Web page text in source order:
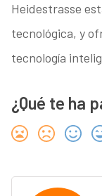
Heidestrasse
tecnológica, y
tecnología
¿Qué te ha